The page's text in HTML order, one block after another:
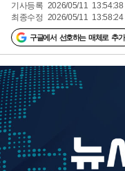
기사등록 2026/05/11 13:54:38
최종수정 2026/05/11 13:58:24
구글에서 선호하는 매체로 추가